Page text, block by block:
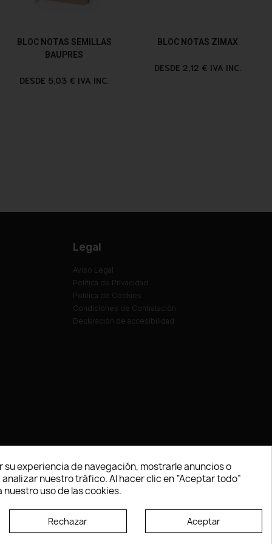
BLOC NOTAS SEMILLAS
BAUPRES
DESDE 5,03 € IVA INC.
BLOC NOTAS ZIMAX
DESDE 2,12 € IVA INC.
Legal
Aviso Legal
Política de Privacidad
Política de Cookies
Condiciones de Contratación
Declaración de accesibilidad
su experiencia de navegación, mostrarle anuncios o
nuestro tráfico. Al hacer clic en “Aceptar todo”
uso de las cookies.
Rechazar Aceptar